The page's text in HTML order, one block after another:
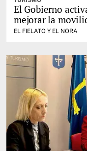
El Gobierno
mejorar la
EL FIELATO Y EL NORA